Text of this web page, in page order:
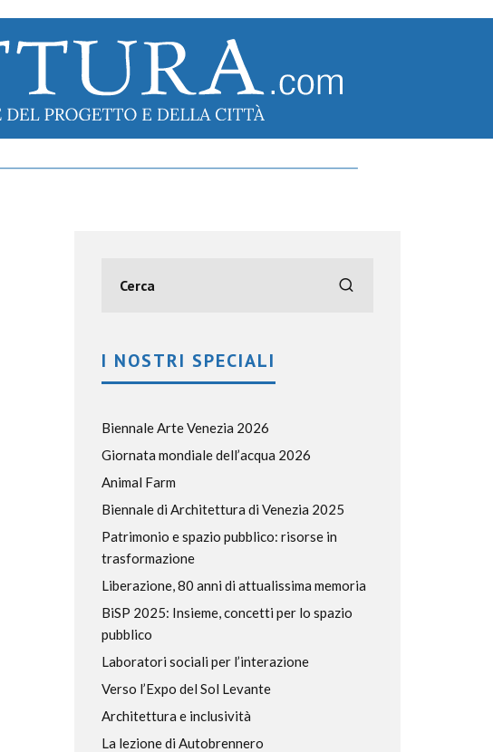
I NOSTRI SPECIALI
Biennale Arte Venezia 2026
Giornata mondiale dell’acqua 2026
Animal Farm
Biennale di Architettura di Venezia 2025
Patrimonio e spazio pubblico: risorse in
trasformazione
Liberazione, 80 anni di attualissima memoria
BiSP 2025: Insieme, concetti per lo spazio
pubblico
Laboratori sociali per l’interazione
Verso l’Expo del Sol Levante
Architettura e inclusività
La lezione di Autobrennero